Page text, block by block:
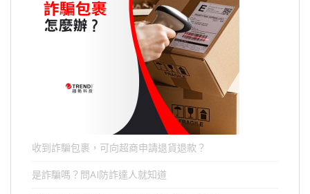
收到詐騙包裹，可向超商申請退貨退款？
是詐騙嗎？問AI防詐達人就知道